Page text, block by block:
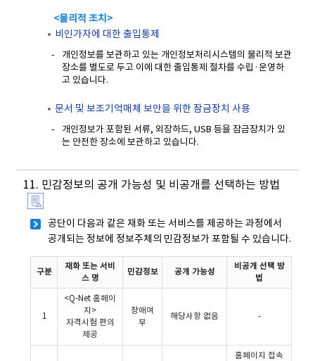
<물리적 조치>
비인가자에 대한 출입통제
개인정보를 보관하고 있는 개인정보처리시스템의 물리적 보관
장소를 별도로 두고 이에 대한 출입통제 절차를 수립·운영하
고 있습니다.
문서 및 보조기억매체 보안을 위한 잠금장치 사용
개인정보가 포함된 서류, 외장하드, USB 등을 잠금장치가 있
는 안전한 장소에 보관하고 있습니다.
11. 민감정보의 공개 가능성 및 비공개를 선택하는 방법
공단이 다음과 같은 재화 또는 서비스를 제공하는 과정에서
공개되는 정보에 정보주체의 민감정보가 포함될 수 있습니다.
구분
재화 또는 서비
스 명
민감정보 공개 가능성
비공개 선택 방
법
1
<Q-Net 홈페이
지>
자격시험 편의
제공
장애여
부
해당사항 없음 -
홈페이지 접속